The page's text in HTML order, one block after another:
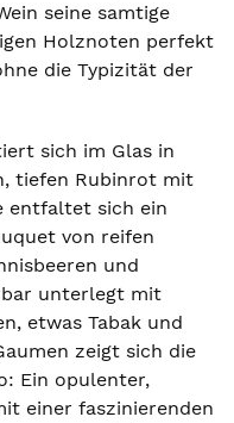
seine samtige
Holznoten perfekt
die Typizität der
sich im Glas in
tiefen Rubinrot mit
entfaltet sich ein
von reifen
und
unterlegt mit
etwas Tabak und
zeigt sich die
Ein opulenter,
einer faszinierenden